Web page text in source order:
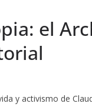
el
y activismo de